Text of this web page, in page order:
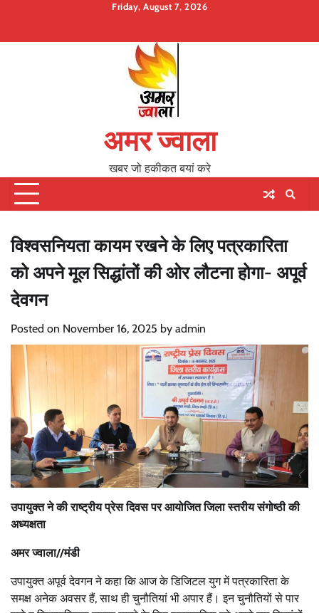
content
Friday, August 7, 2026
Us
अमर ज्वाला
खबर जो हकीकत बयां करे
विश्वसनियता कायम रखने के लिए पत्रकारिता
को अपने मूल सिद्धांतों की ओर लौटना होगा- अपूर्व
देवगन
Posted on November 16, 2025 by admin
उपायुक्त ने की राष्ट्रीय प्रेस दिवस पर आयोजित जिला स्तरीय संगोष्ठी की
अध्यक्षता
अमर ज्वाला//मंडी
उपायुक्त अपूर्व देवगन ने कहा कि आज के डिजिटल युग में पत्रकारिता के
समक्ष अनेक अवसर हैं, साथ ही चुनौतियां भी अपार हैं। इन चुनौतियों से पार